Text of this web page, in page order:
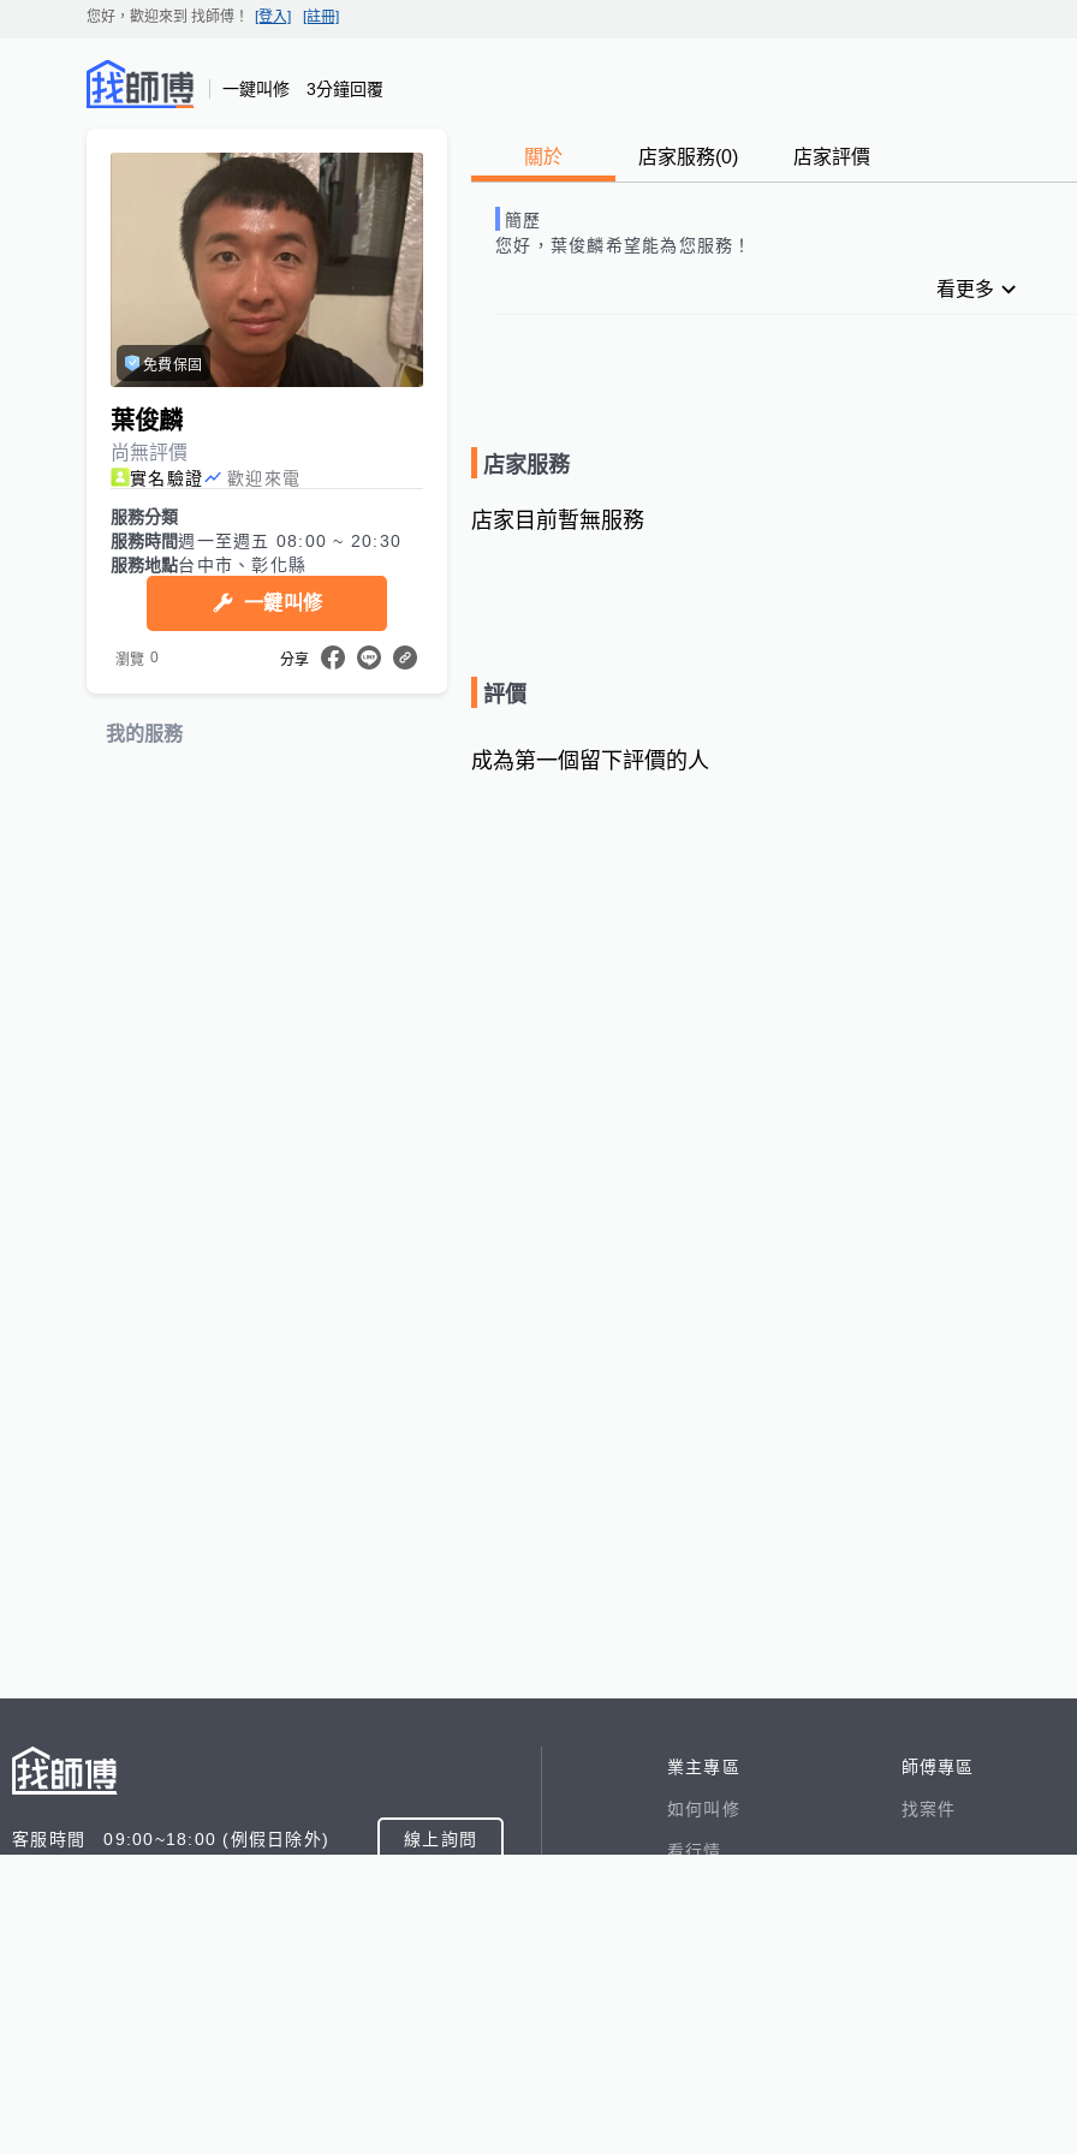
您好，歡迎來到 找師傅 ！ [登入] [註冊]
一鍵叫修 3分鐘回覆
免費保固
葉俊麟
尚無評價
實名驗證
歡迎來電
服務分類
服務時間週一至週五 08:00 ~ 20:30
服務地點台中市、彰化縣
一鍵叫修
瀏覽 0 分享
我的服務
關於 店家服務(0) 店家評價
簡歷
您好， 葉俊麟希望能為您服務！
看更多
店家服務
店家目前暫無服務
評價
成為第一個留下評價的人
客服時間 09:00~18:00 (例假日除外) 線上詢問
業主專區
如何叫修
看行情
師傅專區
找案件